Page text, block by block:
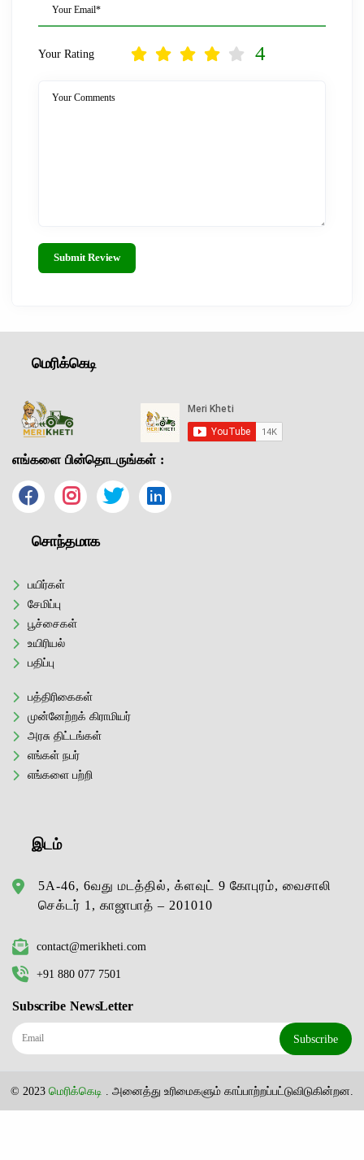
Your Email*
Your Rating 4
Your Comments
Submit Review
மெரிக்கெடி
எங்களை பின்தொடருங்கள் :
சொந்தமாக
பயிர்கள்
சேமிப்பு
பூச்சைகள்
உயிரியல்
பதிப்பு
பத்திரிகைகள்
முன்னேற்றக் கிராமியர்
அரசு திட்டங்கள்
எங்கள் நபர்
எங்களை பற்றி
இடம்
5A-46, 6வது மடத்தில், க்ளவுட் 9 கோபுரம், வைசாலி
செக்டர் 1, காஜாபாத் – 201010
contact@merikheti.com
+91 880 077 7501
Subscribe NewsLetter
Subscribe
© 2023 மெரிக்கெடி . அனைத்து உரிமைகளும் காப்பாற்றப்பட்டுவிடுகின்றன.